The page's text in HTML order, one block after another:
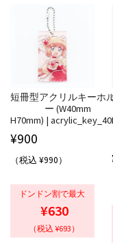
短冊型アクリルキーホ
ー (W40mm
H70mm) |
¥900
（税込 ¥990）
ドンドン割で最大
¥630
（税込 ¥693）